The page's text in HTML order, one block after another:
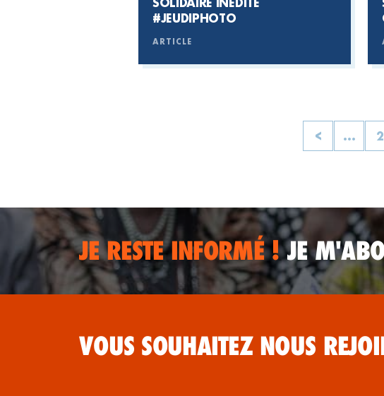
#JEUDIPHOTO
ARTICLE
< ... 2
JE RESTE INFORMÉ !JE
VOUS SOUHAITEZ NOUS